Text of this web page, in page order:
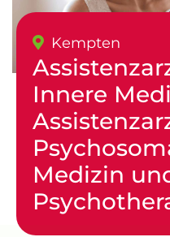
Kempten
Innere
Medizin